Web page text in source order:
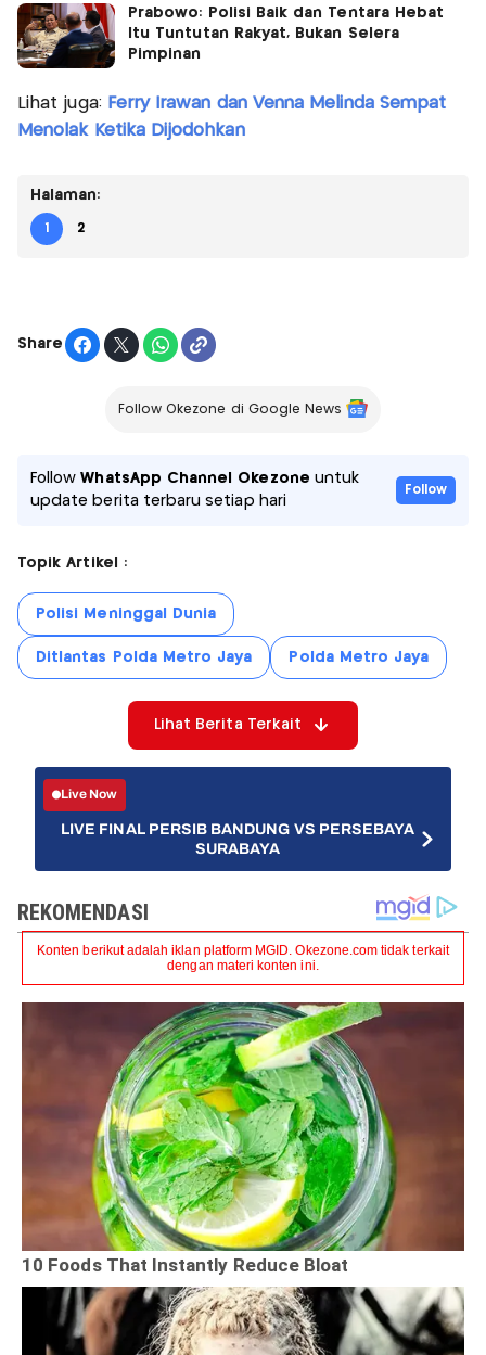
Prabowo: Polisi Baik dan Tentara Hebat
Itu Tuntutan Rakyat, Bukan Selera
Pimpinan
Lihat juga: Ferry Irawan dan Venna Melinda Sempat
Menolak Ketika Dijodohkan
Halaman:
1 2
Share
Follow Okezone di Google News
FollowWhatsApp Channel Okezone untuk
update berita terbaru setiap hari
Follow
Topik Artikel :
Polisi Meninggal Dunia
Ditlantas Polda Metro Jaya Polda Metro Jaya
Lihat Berita Terkait
Live Now
LIVE FINAL PERSIB BANDUNG VS PERSEBAYA
SURABAYA